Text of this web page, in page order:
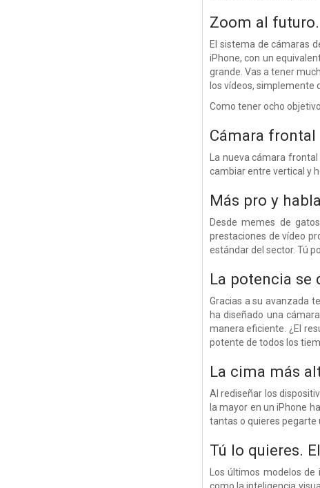
Zoom al futuro.
El sistema de cámaras
iPhone, con un
grande. Vas a tener
los vídeos, simplemente
Como tener ocho
Cámara frontal
La nueva cámara
cambiar entre vertical y
Más pro y
Desde memes de
prestaciones de vídeo
estándar del sector. Tú
La potencia se
Gracias a su avanzada
ha diseñado una
manera eficiente. ¿El
potente de todos los
La cima más
Al rediseñar los
la mayor en un iPhone
tantas o quieres pegarte
Tú lo quieres.
Los últimos modelos